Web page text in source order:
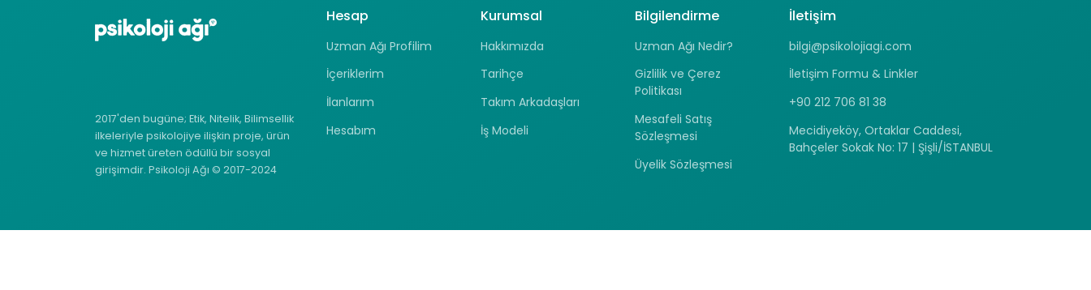
Hesap
Uzman Ağı Profilim
İçeriklerim
İlanlarım
Hesabım
Kurumsal
Hakkımızda
Tarihçe
Takım Arkadaşları
İş Modeli
Bilgilendirme
Uzman Ağı Nedir?
Gizlilik ve Çerez
Politikası
Mesafeli Satış
Sözleşmesi
Üyelik Sözleşmesi
İletişim
bilgi@psikolojiagi.com
İletişim Formu & Linkler
+90 212 706 81 38
Mecidiyeköy, Ortaklar Caddesi,
Bahçeler Sokak No: 17 | Şişli/İSTANBUL
2017'den bugüne; Etik, Nitelik, Bilimsellik
ilkeleriyle psikolojiye ilişkin proje, ürün
ve hizmet üreten ödüllü bir sosyal
girişimdir. Psikoloji Ağı © 2017-2024